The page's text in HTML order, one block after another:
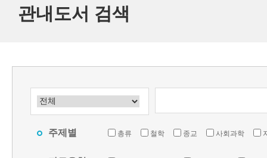
관내도서 검색
주제별 총류 철학 종교 사회과학